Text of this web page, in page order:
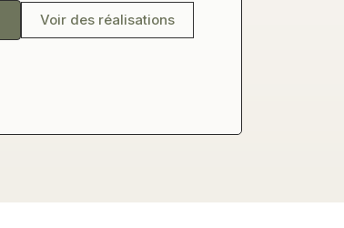
Voir des réalisations